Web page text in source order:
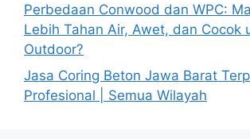
Perbedaan Conwood dan WPC:
Lebih Tahan Air, Awet, dan Cocok
Outdoor?
Jasa Coring Beton Jawa Barat
Profesional | Semua Wilayah